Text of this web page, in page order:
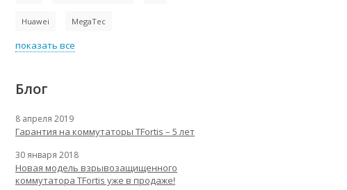
Huawei MegaTec
показать все
Блог
8 апреля 2019
Гарантия на коммутаторы TFortis – 5 лет
30 января 2018
Новая модель взрывозащищенного
коммутатора TFortis уже в продаже!